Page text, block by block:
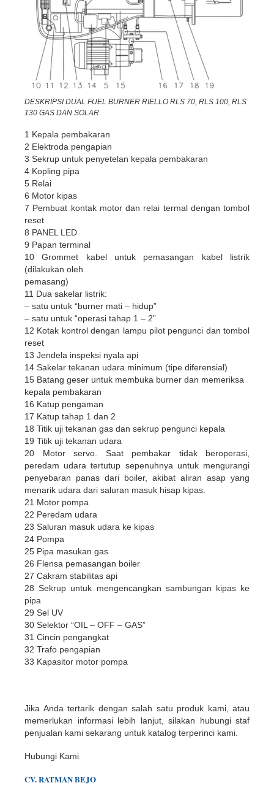
DESKRIPSI DUAL FUEL BURNER RIELLO RLS 70, RLS 100, RLS
130 GAS DAN SOLAR
1 Kepala pembakaran
2 Elektroda pengapian
3 Sekrup untuk penyetelan kepala pembakaran
4 Kopling pipa
5 Relai
6 Motor kipas
7 Pembuat kontak motor dan relai termal dengan tombol
reset
8 PANEL LED
9 Papan terminal
10 Grommet kabel untuk pemasangan kabel listrik
(dilakukan oleh
pemasang)
11 Dua sakelar listrik:
– satu untuk “burner mati – hidup”
– satu untuk “operasi tahap 1 – 2”
12 Kotak kontrol dengan lampu pilot pengunci dan tombol
reset
13 Jendela inspeksi nyala api
14 Sakelar tekanan udara minimum (tipe diferensial)
15 Batang geser untuk membuka burner dan memeriksa
kepala pembakaran
16 Katup pengaman
17 Katup tahap 1 dan 2
18 Titik uji tekanan gas dan sekrup pengunci kepala
19 Titik uji tekanan udara
20 Motor servo. Saat pembakar tidak beroperasi,
peredam udara tertutup sepenuhnya untuk mengurangi
penyebaran panas dari boiler, akibat aliran asap yang
menarik udara dari saluran masuk hisap kipas.
21 Motor pompa
22 Peredam udara
23 Saluran masuk udara ke kipas
24 Pompa
25 Pipa masukan gas
26 Flensa pemasangan boiler
27 Cakram stabilitas api
28 Sekrup untuk mengencangkan sambungan kipas ke
pipa
29 Sel UV
30 Selektor “OIL – OFF – GAS”
31 Cincin pengangkat
32 Trafo pengapian
33 Kapasitor motor pompa
Jika Anda tertarik dengan salah satu produk kami, atau
memerlukan informasi lebih lanjut, silakan hubungi staf
penjualan kami sekarang untuk katalog terperinci kami.
Hubungi Kami
CV. RATMAN BEJO